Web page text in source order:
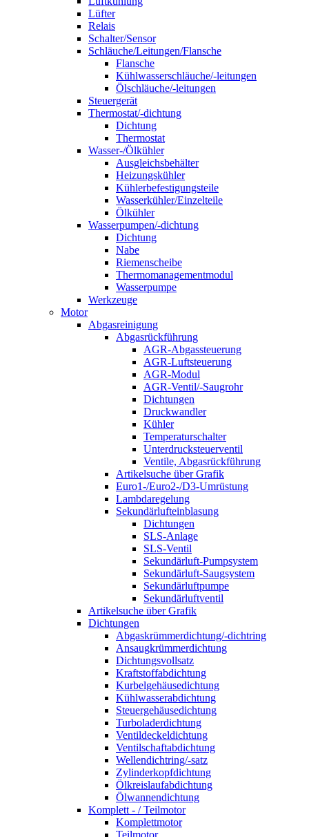
Lüfter
Relais
Schalter/Sensor
Schläuche/Leitungen/Flansche
Flansche
Kühlwasserschläuche/-leitungen
Ölschläuche/-leitungen
Steuergerät
Thermostat/-dichtung
Dichtung
Thermostat
Wasser-/Ölkühler
Ausgleichsbehälter
Heizungskühler
Kühlerbefestigungsteile
Wasserkühler/Einzelteile
Ölkühler
Wasserpumpen/-dichtung
Dichtung
Nabe
Riemenscheibe
Thermomanagementmodul
Wasserpumpe
Werkzeuge
Motor
Abgasreinigung
Abgasrückführung
AGR-Abgassteuerung
AGR-Luftsteuerung
AGR-Modul
AGR-Ventil/-Saugrohr
Dichtungen
Druckwandler
Kühler
Temperaturschalter
Unterdrucksteuerventil
Ventile, Abgasrückführung
Artikelsuche über Grafik
Euro1-/Euro2-/D3-Umrüstung
Lambdaregelung
Sekundärlufteinblasung
Dichtungen
SLS-Anlage
SLS-Ventil
Sekundärluft-Pumpsystem
Sekundärluft-Saugsystem
Sekundärluftpumpe
Sekundärluftventil
Artikelsuche über Grafik
Dichtungen
Abgaskrümmerdichtung/-dichtring
Ansaugkrümmerdichtung
Dichtungsvollsatz
Kraftstoffabdichtung
Kurbelgehäusedichtung
Kühlwasserabdichtung
Steuergehäusedichtung
Turboladerdichtung
Ventildeckeldichtung
Ventilschaftabdichtung
Wellendichtring/-satz
Zylinderkopfdichtung
Ölkreislaufabdichtung
Ölwannendichtung
Komplett - / Teilmotor
Komplettmotor
Teilmotor